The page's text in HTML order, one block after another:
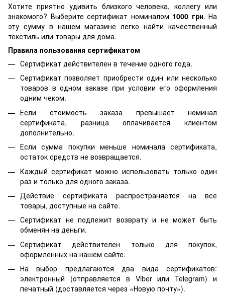
Хотите приятно удивить близкого человека, коллегу или
знакомого? Выберите сертификат номиналом 1000 грн. На
эту сумму в нашем магазине легко найти качественный
текстиль или товары для дома.
Правила пользования сертификатом
Сертификат действителен в течение одного года.
Сертификат позволяет приобрести один или несколько
товаров в одном заказе при условии его оформления
одним чеком.
Если стоимость заказа превышает номинал
сертификата, разница оплачивается клиентом
дополнительно.
Если сумма покупки меньше номинала сертификата,
остаток средств не возвращается.
Каждый сертификат можно использовать только один
раз и только для одного заказа.
Действие сертификата распространяется на все
товары, доступные на сайте.
Сертификат не подлежит возврату и не может быть
обменян на деньги.
Сертификат действителен только для покупок,
оформленных на нашем сайте.
На выбор предлагаются два вида сертификатов:
электронный (отправляется в Viber или Telegram) и
печатный (доставляется через «Новую почту»).